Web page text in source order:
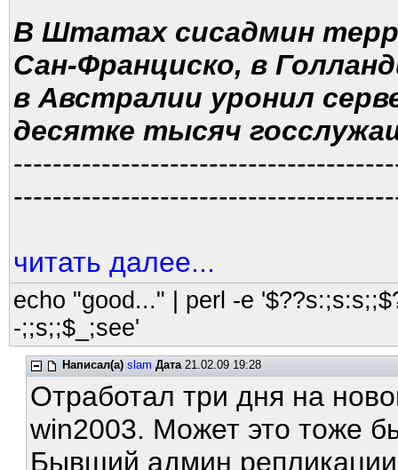
В Штатах сисадмин
Сан-Франциско, в
в Австралии уронил
десятке тысяч
читать далее...
echo "good..." | perl -e
-;;s;;$_;see'
Написал(а) slam Дата21.02.09 19:28
Отработал три дня на
win2003. Может это тоже
Бывший админ репликации